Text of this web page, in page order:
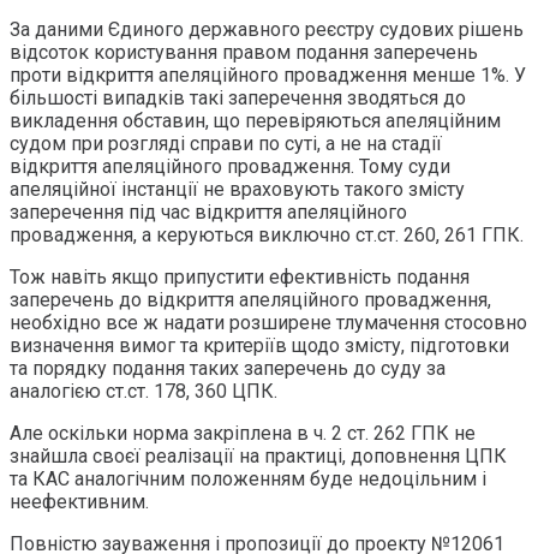
За даними Єдиного державного реєстру судових рішень
відсоток користування правом подання заперечень
проти відкриття апеляційного провадження менше 1%. У
більшості випадків такі заперечення зводяться до
викладення обставин, що перевіряються апеляційним
судом при розгляді справи по суті, а не на стадії
відкриття апеляційного провадження. Тому суди
апеляційної інстанції не враховують такого змісту
заперечення під час відкриття апеляційного
провадження, а керуються виключно ст.ст. 260, 261 ГПК.
Тож навіть якщо припустити ефективність подання
заперечень до відкриття апеляційного провадження,
необхідно все ж надати розширене тлумачення стосовно
визначення вимог та критеріїв щодо змісту, підготовки
та порядку подання таких заперечень до суду за
аналогією ст.ст. 178, 360 ЦПК.
Але оскільки норма закріплена в ч. 2 ст. 262 ГПК не
знайшла своєї реалізації на практиці, доповнення ЦПК
та КАС аналогічним положенням буде недоцільним і
неефективним.
Повністю зауваження і пропозиції до проекту №12061